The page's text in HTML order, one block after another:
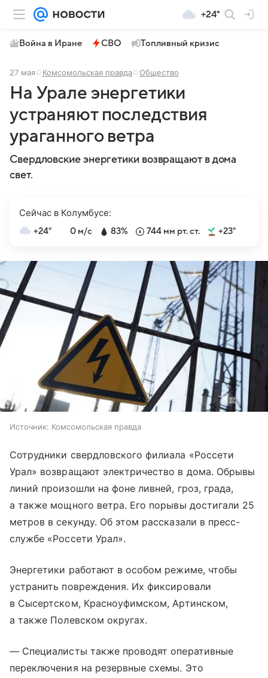
+24°
Война в Иране СВО Топливный кризис
27 мая Комсомольская правда Общество
На Урале энергетики
устраняют последствия
ураганного ветра
Свердловские энергетики возвращают в дома
свет.
Сейчас в Колумбусе:
+24° 0 м/с 83% 744 мм рт. ст. +23°
Источник: Комсомольская правда
Сотрудники свердловского филиала «Россети
Урал» возвращают электричество в дома. Обрывы
линий произошли на фоне ливней, гроз, града,
а также мощного ветра. Его порывы достигали 25
метров в секунду. Об этом рассказали в пресс-
службе «Россети Урал».
Энергетики работают в особом режиме, чтобы
устранить повреждения. Их фиксировали
в Сысертском, Красноуфимском, Артинском,
а также Полевском округах.
— Специалисты также проводят оперативные
переключения на резервные схемы. Это